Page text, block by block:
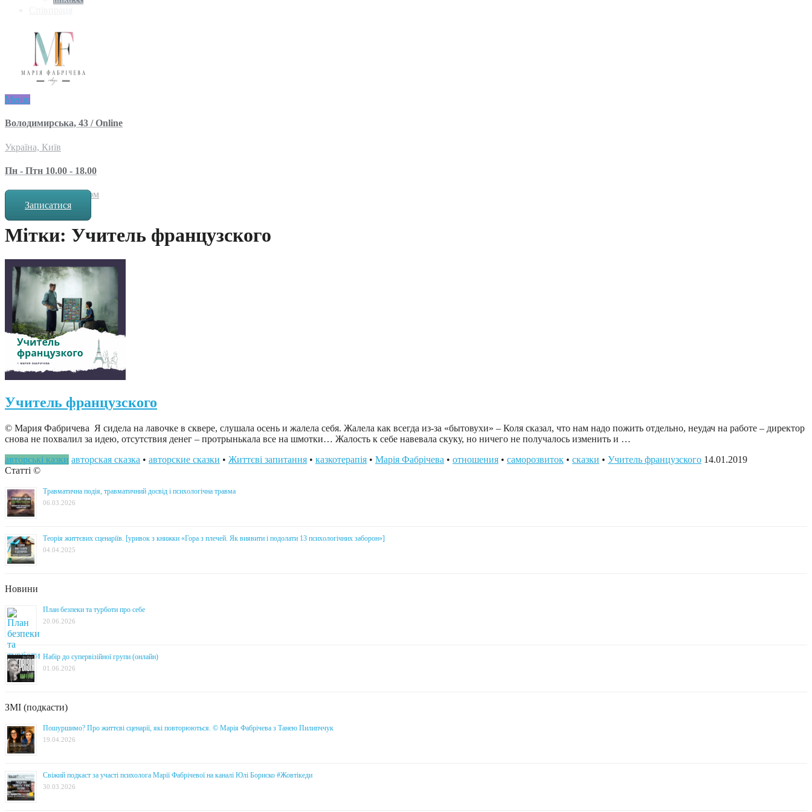
Меню
Володимирська, 43 / Online
Україна, Київ
Пн - Птн 10.00 - 18.00
за попереднім записом
Записатися
Мітки: Учитель французского
Учитель французского
© Мария Фабричева Я сидела на лавочке в сквере, слушала осень и жалела себя. Жалела как всегда из-за «бытовухи» – Коля сказал, что нам надо пожить отдельно, неудач на работе – директор
снова не похвалил за идею, отсутствия денег – протрынькала все на шмотки… Жалость к себе навевала скуку, но ничего не получалось изменить и …
авторські казки авторская сказка • авторские сказки • Життєві запитання • казкотерапія • Марія Фабрічева • отношения • саморозвиток • сказки • Учитель французского 14.01.2019
Статті ©
Травматична подія, травматичний досвід і психологічна травма
06.03.2026
Теорія життєвих сценаріїв. [уривок з книжки «Гора з плечей. Як виявити і подолати 13 психологічних заборон»]
04.04.2025
Новини
План безпеки та турботи про себе
20.06.2026
Набір до супервізійної групи (онлайн)
01.06.2026
ЗМІ (подкасти)
Пошуршимо? Про життєві сценарії, які повторюються. © Марія Фабрічева з Танею Пилипччук
19.04.2026
Свіжий подкаст за участі психолога Марії Фабрічевої на каналі Юлі Бориско #Жовтікеди
30.03.2026